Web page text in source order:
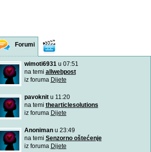
Forumi
wimoti6931u 07:51
na temi allwebpost
iz foruma Dijete
pavoknitu 11:20
na temi thearticlesolutions
iz foruma Dijete
Anonimanu 23:49
na temi Senzorno oštećenje
iz foruma Dijete